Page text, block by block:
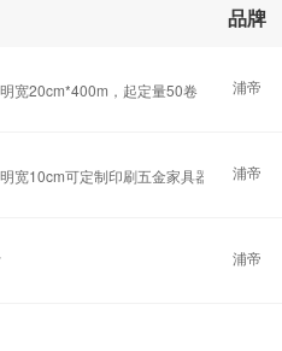
品牌
宽20cm*400m，起定量50卷 浦帝
宽10cm可定制印刷五金家具器防护膜贴膜
浦帝
浦帝